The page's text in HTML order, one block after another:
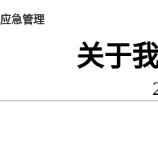
应急管理
关于